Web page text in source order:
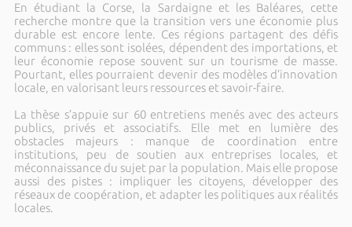
En étudiant la Corse, la Sardaigne et les Baléares, cette
recherche montre que la transition vers une économie plus
durable est encore lente. Ces régions partagent des défis
communs : elles sont isolées, dépendent des importations, et
leur économie repose souvent sur un tourisme de masse.
Pourtant, elles pourraient devenir des modèles d’innovation
locale, en valorisant leurs ressources et savoir-faire.
La thèse s’appuie sur 60 entretiens menés avec des acteurs
publics, privés et associatifs. Elle met en lumière des
obstacles majeurs : manque de coordination entre
institutions, peu de soutien aux entreprises locales, et
méconnaissance du sujet par la population. Mais elle propose
aussi des pistes : impliquer les citoyens, développer des
réseaux de coopération, et adapter les politiques aux réalités
locales.